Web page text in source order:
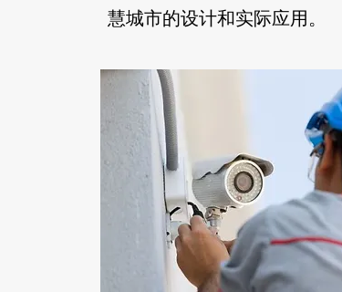
慧城市的设计和实际应用。
而且，我们的团队在各类保
超过 20 年的经验，有实力
需求。